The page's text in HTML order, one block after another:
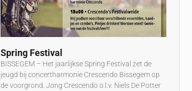
Spring Festival
BISSEGEM – Het jaarlijkse Spring Festival zet de
jeugd bij concertharmonie Crescendo Bissegem op
de voorgrond. Jong Crescendo o.l.v. Niels De Potter